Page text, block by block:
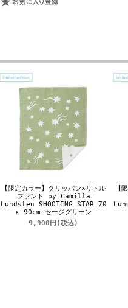
【限定カラー】クリッパン×リトル
ファント by Camilla
Lundsten SHOOTING STAR 70
x 90cm セージグリーン
9,900円 (税込)
【